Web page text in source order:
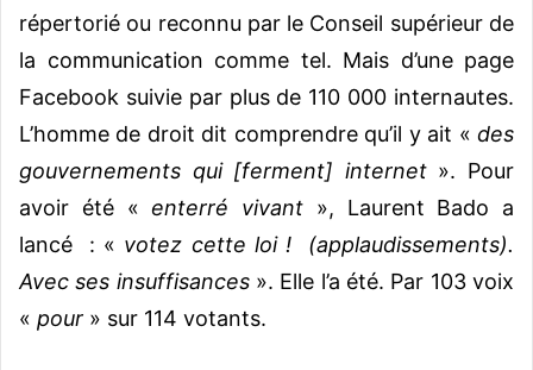
répertorié ou reconnu par le Conseil supérieur de
la communication comme tel. Mais d’une page
Facebook suivie par plus de 110 000 internautes.
L’homme de droit dit comprendre qu’il y ait « des
gouvernements qui [ferment] internet». Pour
avoir été «enterré vivant », Laurent Bado a
lancé : « votez cette loi ! (applaudissements).
Avec ses insuffisances». Elle l’a été. Par 103 voix
« pour » sur 114 votants.